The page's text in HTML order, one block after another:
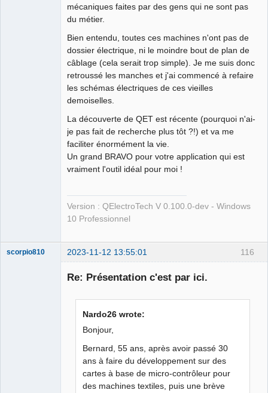
mécaniques faites par des gens qui ne sont pas
du métier.
Bien entendu, toutes ces machines n'ont pas de
dossier électrique, ni le moindre bout de plan de
câblage (cela serait trop simple). Je me suis donc
retroussé les manches et j'ai commencé à refaire
les schémas électriques de ces vieilles
demoiselles.
La découverte de QET est récente (pourquoi n'ai-
je pas fait de recherche plus tôt ?!) et va me
faciliter énormément la vie.
Un grand BRAVO pour votre application qui est
vraiment l'outil idéal pour moi !
Version : QElectroTech V 0.100.0-dev - Windows
10 Professionnel
116
scorpio810 2023-11-12 13:55:01
Re: Présentation c'est par ici.
Nardo26 wrote:
Bonjour,
Bernard, 55 ans, après avoir passé 30
ans à faire du développement sur des
cartes à base de micro-contrôleur pour
des machines textiles, puis une brève